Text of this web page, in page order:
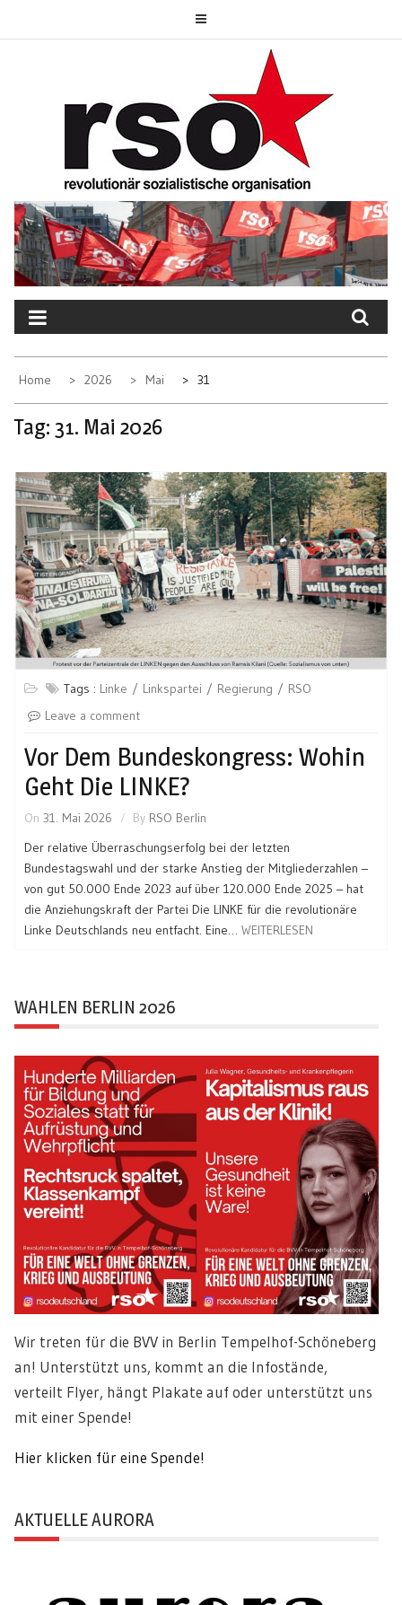
REVOLUTIONÄR
SOZIALISTISCHE
ORGANISATION
Home 2026 Mai 31
Tag: 31. Mai 2026
Tags : Linke Linkspartei Regierung
RSO
Leave a comment
Vor Dem Bundeskongress: Wohin
Geht Die LINKE?
On 31. Mai 2026 By RSO Berlin
Der relative Überraschungserfolg bei der letzten
Bundestagswahl und der starke Anstieg der Mitgliederzahlen –
von gut 50.000 Ende 2023 auf über 120.000 Ende 2025 – hat
die Anziehungskraft der Partei Die LINKE für die revolutionäre
Linke Deutschlands neu entfacht. Eine… WEITERLESEN
WAHLEN BERLIN 2026
Wir treten für die BVV in Berlin Tempelhof-Schöneberg
an! Unterstützt uns, kommt an die Infostände,
verteilt Flyer, hängt Plakate auf oder unterstützt uns
mit einer Spende!
Hier klicken für eine Spende!
AKTUELLE AURORA